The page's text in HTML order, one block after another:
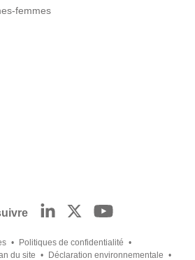
femmes
Politiques de confidentialité
du site Déclaration environnementale